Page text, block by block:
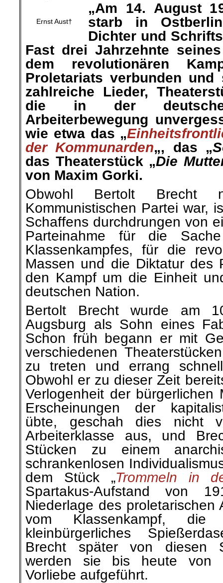
Ernst Aust†
„Am 14. August
starb in
Dichter und
Fast drei Jahrzehnte
dem revolutionären
Proletariats verbunden
zahlreiche Lieder,
die in der
Arbeiterbewegung
wie etwa das „
der Kommunarden„, das „
das Theaterstück „Die
von Maxim Gorki.
Obwohl Bertolt Brecht
Kommunistischen Partei war,
Schaffens durchdrungen von
Parteinahme für die
Klassenkampfes, für die
Massen und die Diktatur des
den Kampf um die Einheit
deutschen Nation.
Bertolt Brecht wurde am
Augsburg als Sohn eines
Schon früh begann er mit
verschiedenen
zu treten und errang
Obwohl er zu dieser Zeit
Verlogenheit der bürgerlichen
Erscheinungen der
übte, geschah dies nicht
Arbeiterklasse aus, und
Stücken zu einem
schrankenlosen
dem Stück „Trommeln in
Spartakus-Aufstand von
Niederlage des proletarischen
vom Klassenkampf,
kleinbürgerliches
Brecht später von diesen
werden sie bis heute von
Vorliebe aufgeführt.